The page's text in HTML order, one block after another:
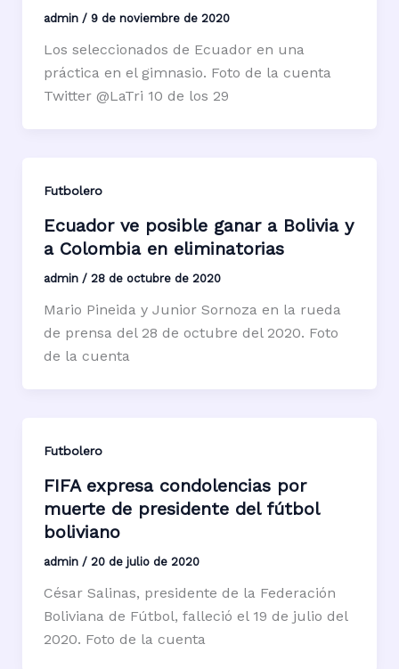
admin / 9 de noviembre de 2020
Los seleccionados de Ecuador en una
práctica en el gimnasio. Foto de la cuenta
Twitter @LaTri 10 de los 29
Futbolero
Ecuador ve posible ganar a Bolivia y
a Colombia en eliminatorias
admin / 28 de octubre de 2020
Mario Pineida y Junior Sornoza en la rueda
de prensa del 28 de octubre del 2020. Foto
de la cuenta
Futbolero
FIFA expresa condolencias por
muerte de presidente del fútbol
boliviano
admin / 20 de julio de 2020
César Salinas, presidente de la Federación
Boliviana de Fútbol, falleció el 19 de julio del
2020. Foto de la cuenta